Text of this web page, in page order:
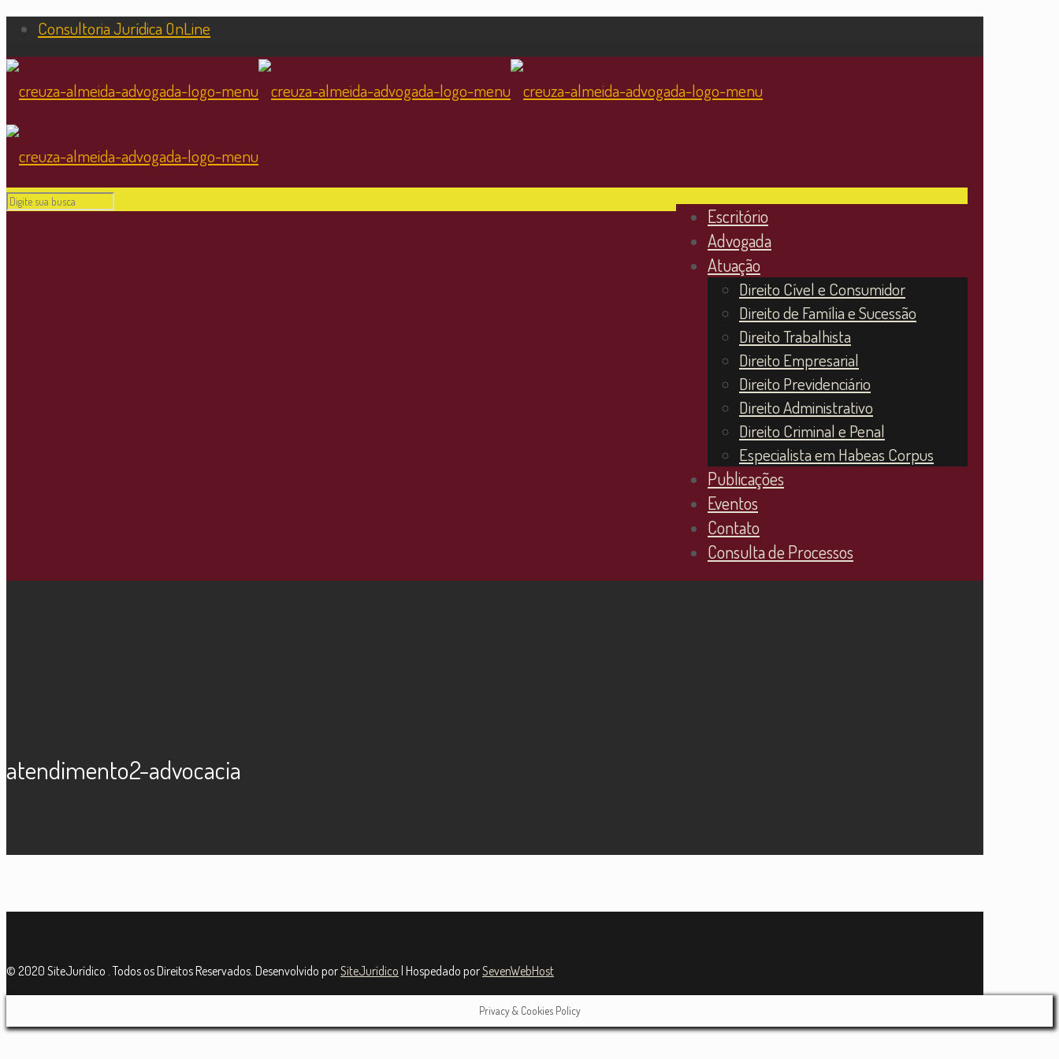
Consultoria Jurídica OnLine
Escritório
Advogada
Atuação
Direito Cível e Consumidor
Direito de Família e Sucessão
Direito Trabalhista
Direito Empresarial
Direito Previdenciário
Direito Administrativo
Direito Criminal e Penal
Especialista em Habeas Corpus
Publicações
Eventos
Contato
Consulta de Processos
atendimento2-advocacia
© 2020 SiteJurídico . Todos os Direitos Reservados. Desenvolvido porSiteJurídico | Hospedado porSevenWebHost
Privacy & Cookies Policy